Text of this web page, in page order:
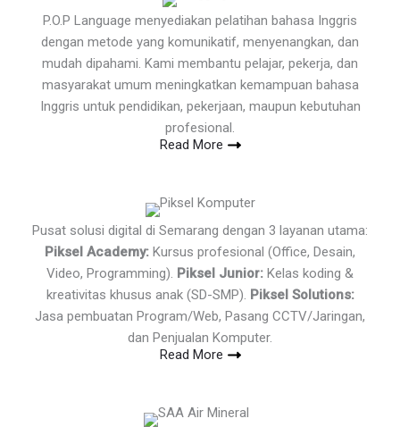
P.O.P Language menyediakan pelatihan bahasa Inggris
dengan metode yang komunikatif, menyenangkan, dan
mudah dipahami. Kami membantu pelajar, pekerja, dan
masyarakat umum meningkatkan kemampuan bahasa
Inggris untuk pendidikan, pekerjaan, maupun kebutuhan
profesional.
Read More
Pusat solusi digital di Semarang dengan 3 layanan utama:
Piksel Academy: Kursus profesional (Office, Desain,
Video, Programming). Piksel Junior: Kelas koding &
kreativitas khusus anak (SD-SMP). Piksel Solutions:
Jasa pembuatan Program/Web, Pasang CCTV/Jaringan,
dan Penjualan Komputer.
Read More